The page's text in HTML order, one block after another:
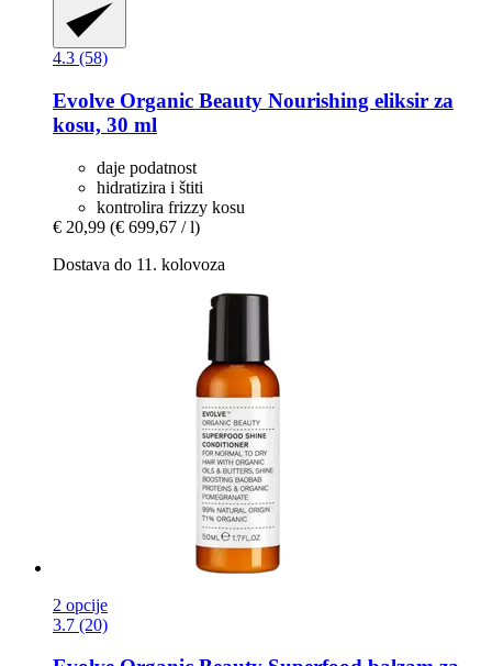
4.3 (58)
Evolve Organic Beauty Nourishing eliksir za
kosu, 30 ml
daje podatnost
hidratizira i štiti
kontrolira frizzy kosu
€ 20,99 (€ 699,67 / l)
Dostava do 11. kolovoza
2 opcije
3.7 (20)